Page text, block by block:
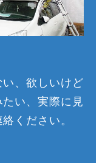
、欲しいけど
い、実際に見
ください。